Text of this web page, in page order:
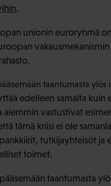
.
unionin euroryhmä
taantumasta ylös
edelleen samalta kuin
vastustivat
tämä kriisi ei ole
tutkijayhteisöt ja
toimet.
taantumasta